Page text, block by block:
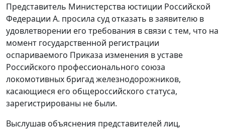
Представитель Министерства юстиции Российской
Федерации А. просила суд отказать в заявителю в
удовлетворении его требования в связи с тем, что на
момент государственной регистрации
оспариваемого Приказа изменения в уставе
Российского профессионального союза
локомотивных бригад железнодорожников,
касающиеся его общероссийского статуса,
зарегистрированы не были.
Выслушав объяснения представителей лиц,